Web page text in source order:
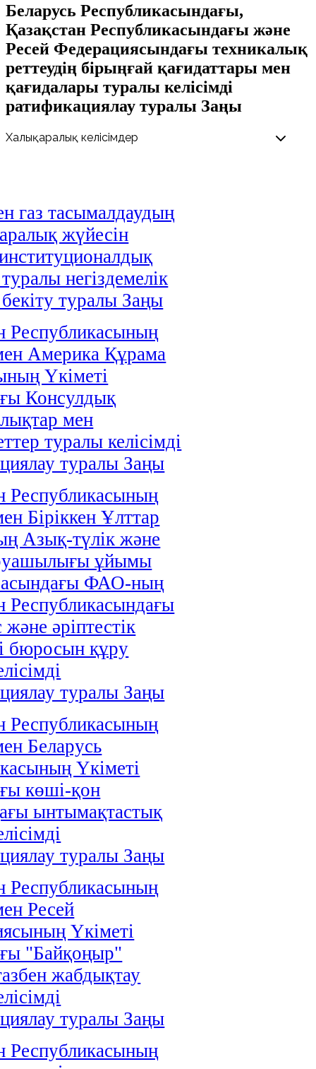
Беларусь Республикасындағы,
Қазақстан Республикасындағы және
Ресей Федерациясындағы техникалық
реттеудің бірыңғай қағидаттары мен
қағидалары туралы келісімді
ратификациялау туралы Заңы
газ тасымалдаудың
жүйесін
туралы негіздемелік
бекіту туралы Заңы
Республикасының
Америка Құрама
Үкіметі
Консулдық
мен
туралы келісімді
туралы Заңы
Республикасының
Біріккен Ұлттар
Азық-түлік және
ұйымы
ФАО-ның
Республикасындағы
әріптестік
бюросын құру
туралы Заңы
Республикасының
Беларусь
Үкіметі
көші-қон
ынтымақтастық
туралы Заңы
Республикасының
Ресей
Үкіметі
"Байқоңыр"
жабдықтау
туралы Заңы
Республикасының